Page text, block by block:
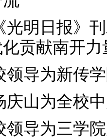
《光明日报》
贡献南开力
领导为新传
庆山为全校
领导为三学